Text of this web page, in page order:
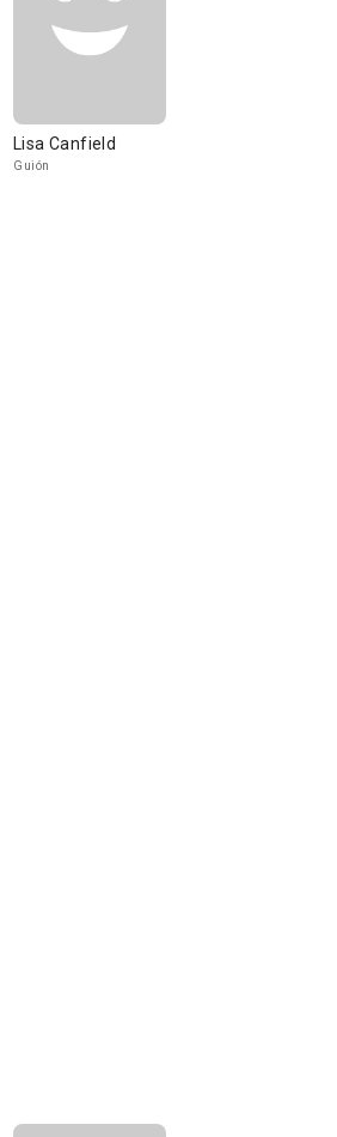
Lisa Canfield
Guión